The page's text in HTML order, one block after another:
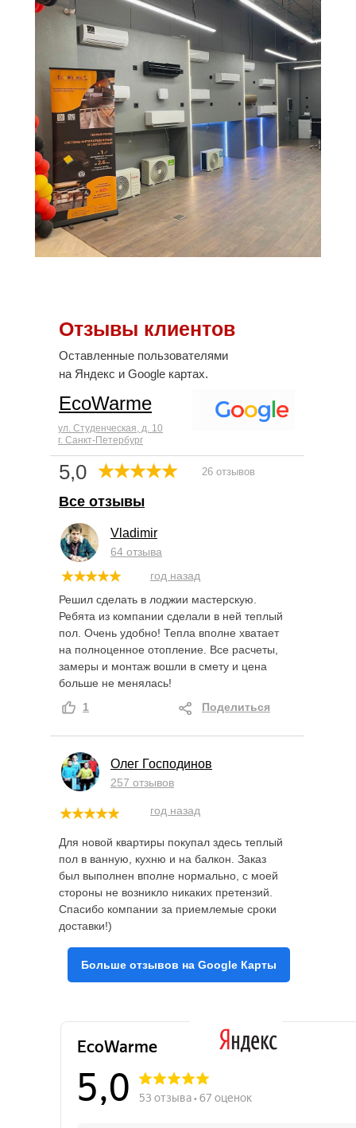
Отзывы клиентов
Оставленные пользователями
на Яндекс и Google картах.
5,0 26 отзывов
ул. Студенческая, д. 10
г. Санкт-Петербург
EcoWarme
год назад
Vladimir
64 отзыва
Все отзывы
Решил сделать в лоджии мастерскую.
Ребята из компании сделали в ней теплый
пол. Очень удобно! Тепла вполне хватает
на полноценное отопление. Все расчеты,
замеры и монтаж вошли в смету и цена
больше не менялась!
1
Поделиться
год назад
Олег Господинов
257 отзывов
Для новой квартиры покупал здесь теплый
пол в ванную, кухню и на балкон. Заказ
был выполнен вполне нормально, с моей
стороны не возникло никаких претензий.
Спасибо компании за приемлемые сроки
доставки!)
Больше отзывов на Google Карты